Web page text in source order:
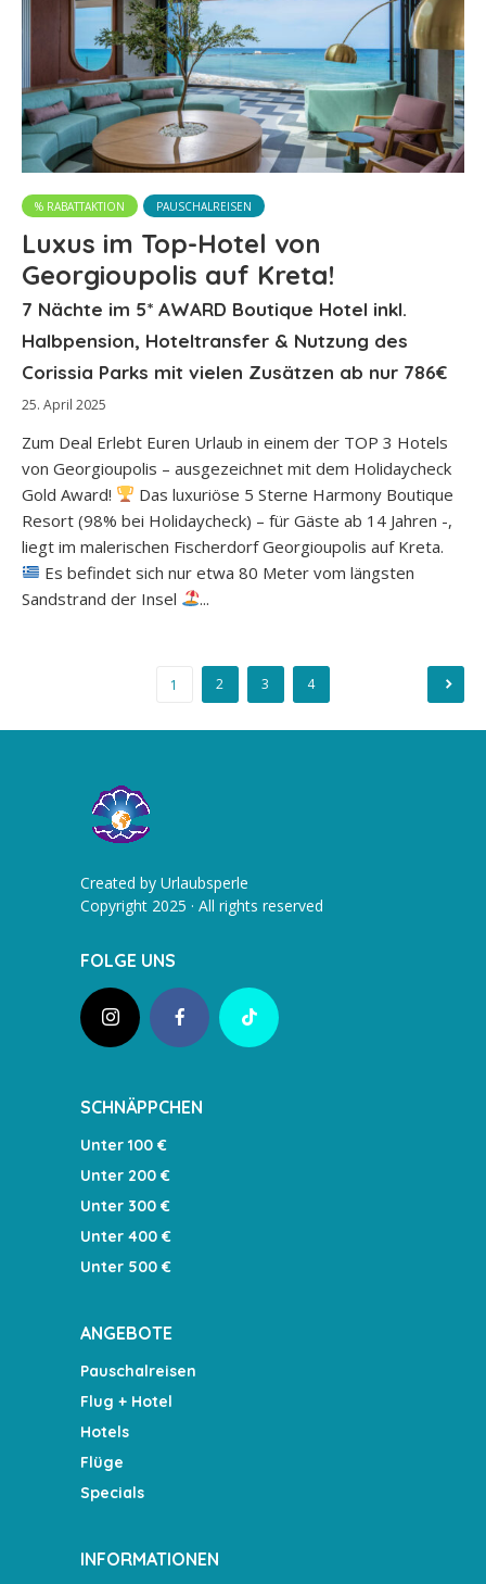
% RABATTAKTION PAUSCHALREISEN
Luxus im Top-Hotel von
Georgioupolis auf Kreta!
7 Nächte im 5* AWARD Boutique Hotel inkl.
Halbpension, Hoteltransfer & Nutzung des
Corissia Parks mit vielen Zusätzen ab nur 786€
25. April 2025
Zum Deal Erlebt Euren Urlaub in einem der TOP 3 Hotels
von Georgioupolis – ausgezeichnet mit dem Holidaycheck
Gold Award!
Das luxuriöse 5 Sterne Harmony Boutique
Resort (98% bei Holidaycheck) – für Gäste ab 14 Jahren -,
liegt im malerischen Fischerdorf Georgioupolis auf Kreta.
Es befindet sich nur etwa 80 Meter vom längsten
Sandstrand der Insel
...
Beitragsnavigation
1 2 3 4
Created by Urlaubsperle
Copyright 2025 · All rights reserved
FOLGE UNS
SCHNÄPPCHEN
Unter 100 €
Unter 200 €
Unter 300 €
Unter 400 €
Unter 500 €
ANGEBOTE
Pauschalreisen
Flug + Hotel
Hotels
Flüge
Specials
INFORMATIONEN